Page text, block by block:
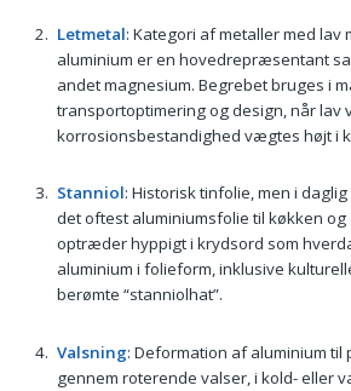
Letmetal: Kategori af metaller med lav
aluminium er en hovedrepræsentant
andet magnesium. Begrebet bruges i
transportoptimering og design, når lav
korrosionsbestandighed vægtes højt i
Stanniol: Historisk tinfolie, men i
det oftest aluminiumsfolie til køkken
optræder hyppigt i krydsord som
aluminium i folieform, inklusive
berømte “stanniolhat”.
Valsning: Deformation af aluminium til
gennem roterende valser, i kold- eller